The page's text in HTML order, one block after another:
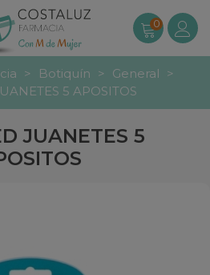
0
> Botiquín > General >
5 APOSITOS
JUANETES 5